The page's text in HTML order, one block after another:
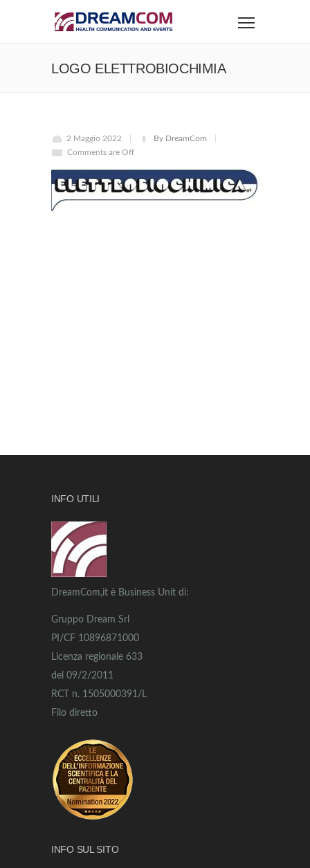
LOGO ELETTROBIOCHIMIA
2 Maggio 2022
By DreamCom
Comments are Off
INFO UTILI
DreamCom,it è Business Unit di:
Gruppo Dream Srl
PI/CF 10896871000
Licenza regionale 633
del 09/2/2011
RCT n. 1505000391/L
Filo diretto
INFO SUL SITO